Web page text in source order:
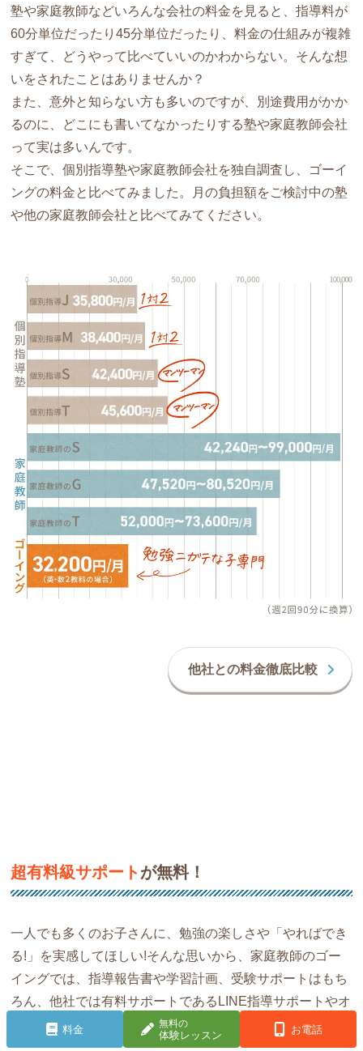
塾や家庭教師などいろんな会社の料金を見ると、指導料が
60分単位だったり45分単位だったり、料金の仕組みが複雑
すぎて、どうやって比べていいのかわからない。そんな想
いをされたことはありませんか？
また、意外と知らない方も多いのですが、別途費用がかか
るのに、どこにも書いてなかったりする塾や家庭教師会社
って実は多いんです。
そこで、個別指導塾や家庭教師会社を独自調査し、ゴーイ
ングの料金と比べてみました。月の負担額をご検討中の塾
や他の家庭教師会社と比べてみてください。
他社との料金徹底比較
超有料級サポート が無料！
一人でも多くのお子さんに、勉強の楽しさや「やればでき
る!」を実感してほしい!そんな思いから、家庭教師のゴー
イングでは、指導報告書や学習計画、受験サポートはもち
ろん、他社では有料サポートであるLINE指導サポートやオ
ンライン自習室も無料。全力でお子さんをサポートします!
料金 無料の
体験レッスン お電話